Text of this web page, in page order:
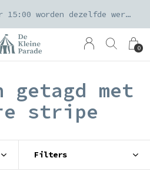
0
Orders geplaatst voor 15:00 worden dezelfde werkdag verzonden
getagd met
stripe
Filters